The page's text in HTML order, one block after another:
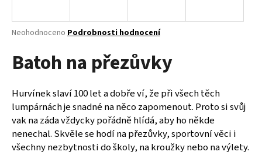
Průměrné
produktu
je
z
5
hvězdiček.
Neohodnoceno Podrobnosti hodnocení
Batoh na přezůvky
Hurvínek slaví 100 let a dobře ví, že při všech těch
lumpárnách je snadné na něco zapomenout. Proto si svůj
vak na záda vždycky pořádně hlídá, aby ho někde
nenechal. Skvěle se hodí na přezůvky, sportovní věci i
všechny nezbytnosti do školy, na kroužky nebo na výlety.
j
t
?
HLEDAT